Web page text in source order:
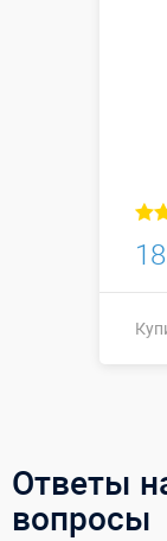
Ответы
вопросы